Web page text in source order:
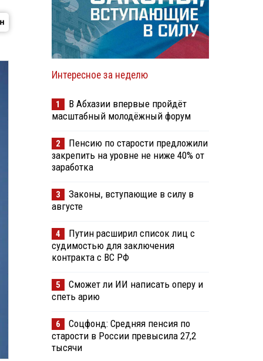
Интересное за неделю
1
В Абхазии впервые пройдёт
масштабный молодёжный форум
2
Пенсию по старости предложили
закрепить на уровне не ниже 40% от
заработка
3
Законы, вступающие в силу в
августе
4
Путин расширил список лиц с
судимостью для заключения
контракта с ВС РФ
5
Сможет ли ИИ написать оперу и
спеть арию
6
Соцфонд: Средняя пенсия по
старости в России превысила 27,2
тысячи